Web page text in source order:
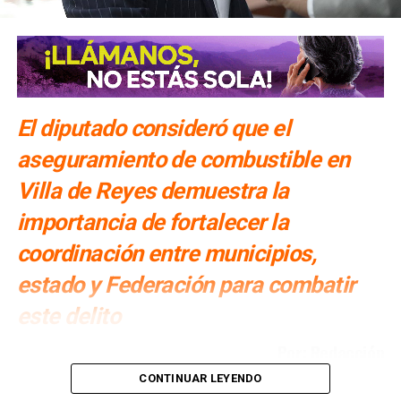
El diputado consideró que el
aseguramiento de combustible en
Villa de Reyes demuestra la
importancia de fortalecer la
coordinación entre municipios,
estado y Federación para combatir
este delito
Cuauhtli Badillo Moreno, presidente de la Comisión de
CONTINUAR LEYENDO